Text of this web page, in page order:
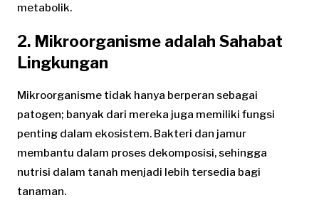
metabolik.
2. Mikroorganisme adalah Sahabat
Lingkungan
Mikroorganisme tidak hanya berperan sebagai
patogen; banyak dari mereka juga memiliki fungsi
penting dalam ekosistem. Bakteri dan jamur
membantu dalam proses dekomposisi, sehingga
nutrisi dalam tanah menjadi lebih tersedia bagi
tanaman.